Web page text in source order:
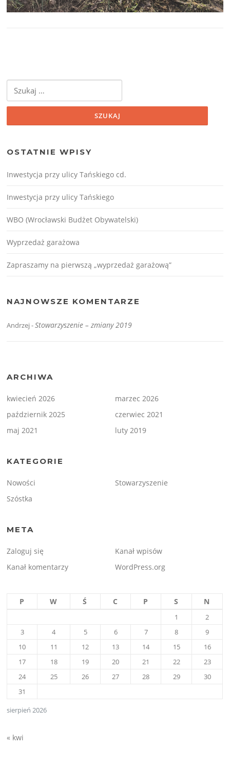
OSTATNIE WPISY
Inwestycja przy ulicy Tańskiego cd.
Inwestycja przy ulicy Tańskiego
WBO (Wrocławski Budżet Obywatelski)
Wyprzedaż garażowa
Zapraszamy na pierwszą „wyprzedaż garażową”
NAJNOWSZE KOMENTARZE
Andrzej-Stowarzyszenie – zmiany 2019
ARCHIWA
kwiecień 2026
marzec 2026
październik 2025
czerwiec 2021
maj 2021
luty 2019
KATEGORIE
Nowości
Stowarzyszenie
Szóstka
META
Zaloguj się
Kanał wpisów
Kanał komentarzy
WordPress.org
sierpień 2026
P W Ś C P S N
1
2
3
4 5 6 7 8
9
10
11 12 13 14 15
16
17
18 19 20 21 22
23
24
25 26 27 28 29
30
31
« kwi